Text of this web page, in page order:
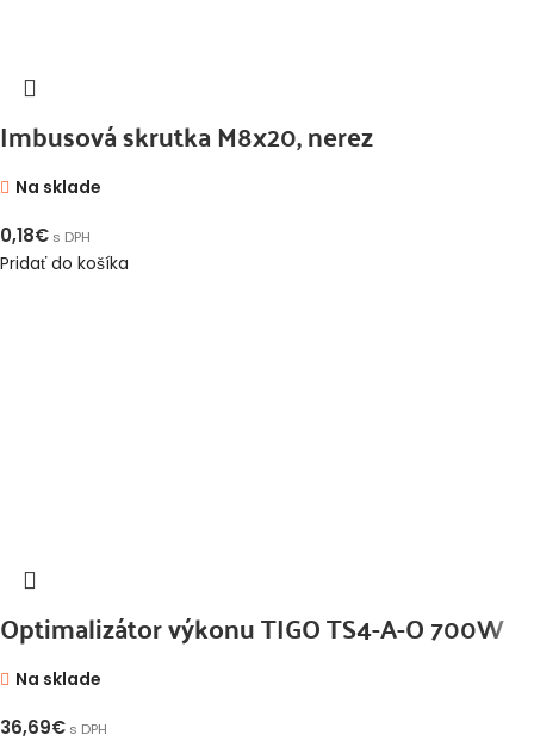
Imbusová skrutka M8x20, nerez
Na sklade
0,18€ s DPH
Pridať do košíka
Optimalizátor výkonu TIGO TS4-A-O 700W
Na sklade
36,69€ s DPH